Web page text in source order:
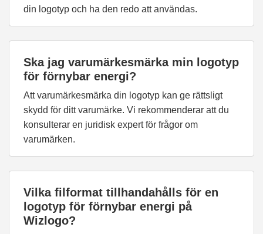
din logotyp och ha den redo att användas.
Ska jag varumärkesmärka min logotyp
för förnybar energi?
Att varumärkesmärka din logotyp kan ge rättsligt
skydd för ditt varumärke. Vi rekommenderar att du
konsulterar en juridisk expert för frågor om
varumärken.
Vilka filformat tillhandahålls för en
logotyp för förnybar energi på
Wizlogo?